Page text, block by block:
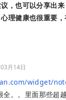
，也可以分享出
理健康也很重要
月14日
widget/
全。。里面那些超